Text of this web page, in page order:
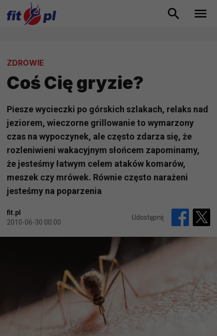
ZDROWIE
Coś Cię gryzie?
Piesze wycieczki po górskich szlakach, relaks nad
jeziorem, wieczorne grillowanie to wymarzony
czas na wypoczynek, ale często zdarza się, że
rozleniwieni wakacyjnym słońcem zapominamy,
że jesteśmy łatwym celem ataków komarów,
meszek czy mrówek. Równie często narażeni
jesteśmy na poparzenia
fit.pl
2010-06-30 00:00
Udostępnij